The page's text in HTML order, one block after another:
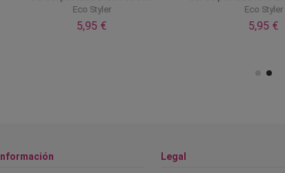
Eco Styler
5,95 €
Eco Styler
5,95 €
Información Legal